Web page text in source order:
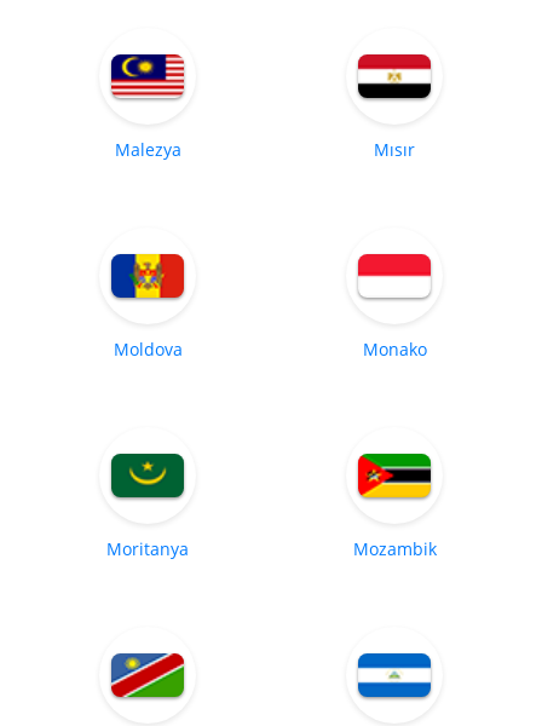
Malezya Mısır
Moldova Monako
Moritanya Mozambik